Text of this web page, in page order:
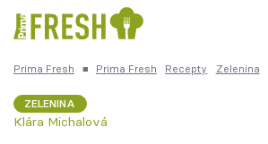
Česká kuchyně
Prima Fresh ■ Prima Fresh Recepty Zelenina
ZELENINA
Klára Michalová